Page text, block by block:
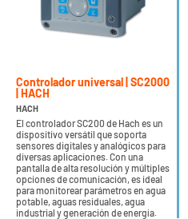
Controlador universal | SC2000
| HACH
HACH
El controlador SC200 de Hach es un
dispositivo versátil que soporta
sensores digitales y analógicos para
diversas aplicaciones. Con una
pantalla de alta resolución y múltiples
opciones de comunicación, es ideal
para monitorear parámetros en agua
potable, aguas residuales, agua
industrial y generación de energía.